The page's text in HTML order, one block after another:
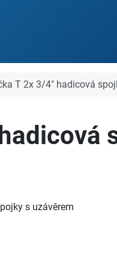
T 2x 3/4" hadicová
s uzávěrem